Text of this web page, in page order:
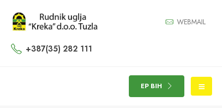
WEBMAIL
+387(35) 282 111
EP BIH